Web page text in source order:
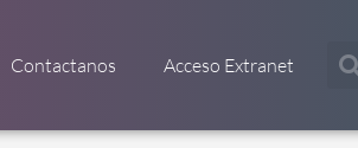
Contactanos Acceso Extranet